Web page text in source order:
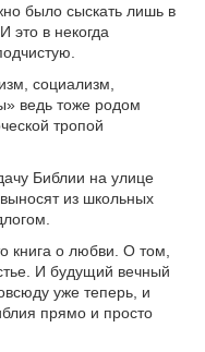
было сыскать лишь в
это в некогда
социализм,
ведь тоже родом
тропой
Библии на улице
из школьных
книга о любви. О том,
И будущий вечный
уже теперь, и
прямо и просто